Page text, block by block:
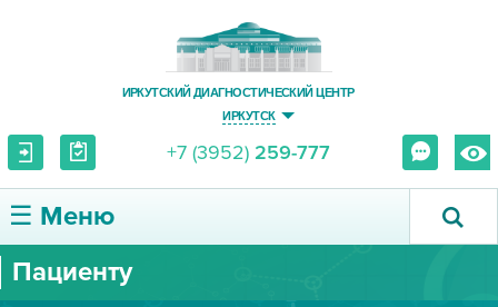
ИРКУТСКИЙ ДИАГНОСТИЧЕСКИЙ ЦЕНТР
ИРКУТСК
+7 (3952) 259-777
☰ Меню
О ЦЕНТРЕ
Пациенту